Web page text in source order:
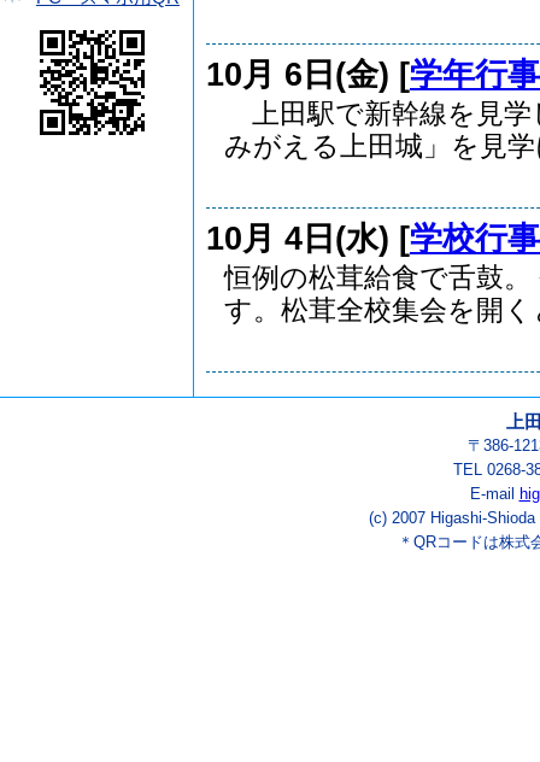
10月 6日(金) [学年行事
上田駅で新幹線を見学
みがえる上田城」を見
10月 4日(水) [学校行事
恒例の松茸給食で舌鼓
す。松茸全校集会を開く
上
〒386-
TEL 0268-
E-mail
(c) 2007 Higashi-
＊QRコードは株式